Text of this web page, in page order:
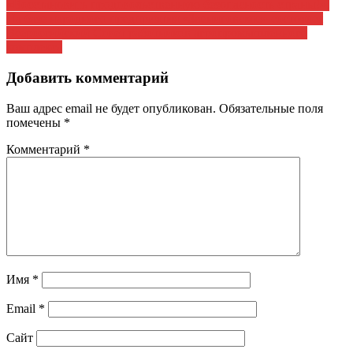
записям
Добавить комментарий
Ваш адрес email не будет опубликован. Обязательные поля
помечены *
Комментарий *
Имя *
Email *
Сайт